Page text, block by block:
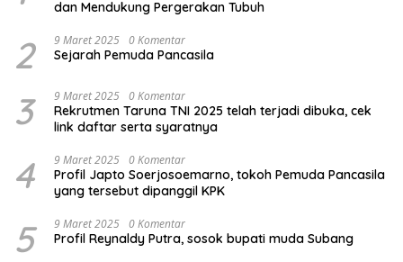
dan Mendukung Pergerakan Tubuh
2 9 Maret 2025 0 Komentar
Sejarah Pemuda Pancasila
3 9 Maret 2025 0 Komentar
Rekrutmen Taruna TNI 2025 telah terjadi dibuka, cek
link daftar serta syaratnya
4 9 Maret 2025 0 Komentar
Profil Japto Soerjosoemarno, tokoh Pemuda Pancasila
yang tersebut dipanggil KPK
5 9 Maret 2025 0 Komentar
Profil Reynaldy Putra, sosok bupati muda Subang